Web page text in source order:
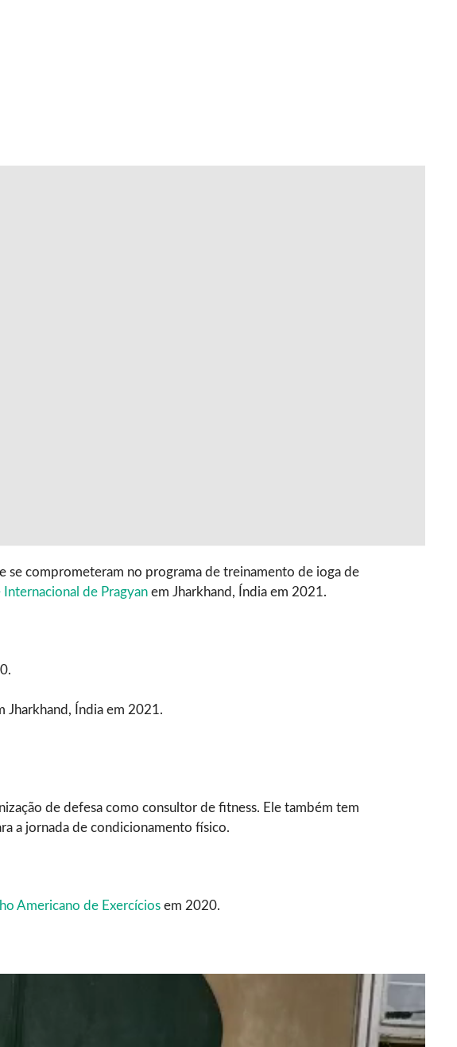
se comprometeram no programa de treinamento de ioga de
de Pragyan em Jharkhand, Índia em 2021.
Jharkhand, Índia em 2021.
de defesa como consultor de fitness. Ele também tem
a jornada de condicionamento físico.
Americano de Exercícios em 2020.